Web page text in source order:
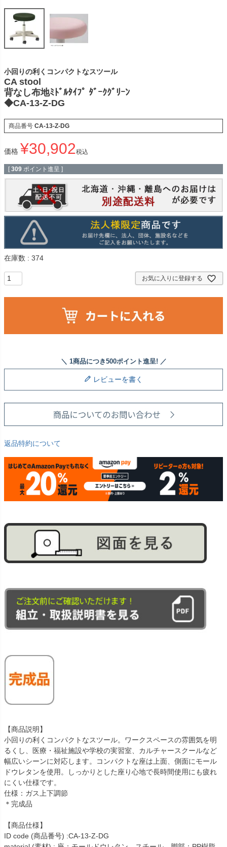
小回りの利くコンパクトなスツール
CA stool
背なし布地ﾐﾄﾞﾙﾀｲﾌﾟ ﾀﾞｰｸｸﾞﾘｰﾝ
◆CA-13-Z-DG
商品番号 CA-13-Z-DG
価格 ¥30,902税込
[ 309 ポイント進呈 ]
在庫数 374
お気に入りに登録する
レビューを書く
返品特約について
【商品説明】
小回りの利くコンパクトなスツール。ワークスペースの雰囲気を明
るくし、医療・福祉施設や学校の実習室、カルチャースクールなど
幅広いシーンに対応します。コンパクトな座は上面、側面にモール
ドウレタンを使用。しっかりとした座り心地で長時間使用にも疲れ
にくい仕様です。
仕様：ガス上下調節
＊完成品
【商品仕様】
ID code (商品番号) :CA-13-Z-DG